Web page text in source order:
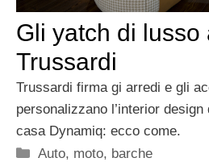
Gli yatch di lusso
Trussardi
Trussardi firma gi arredi e gli
personalizzano l’interior
casa Dynamiq: ecco come.
Categorie
Auto, moto, barche